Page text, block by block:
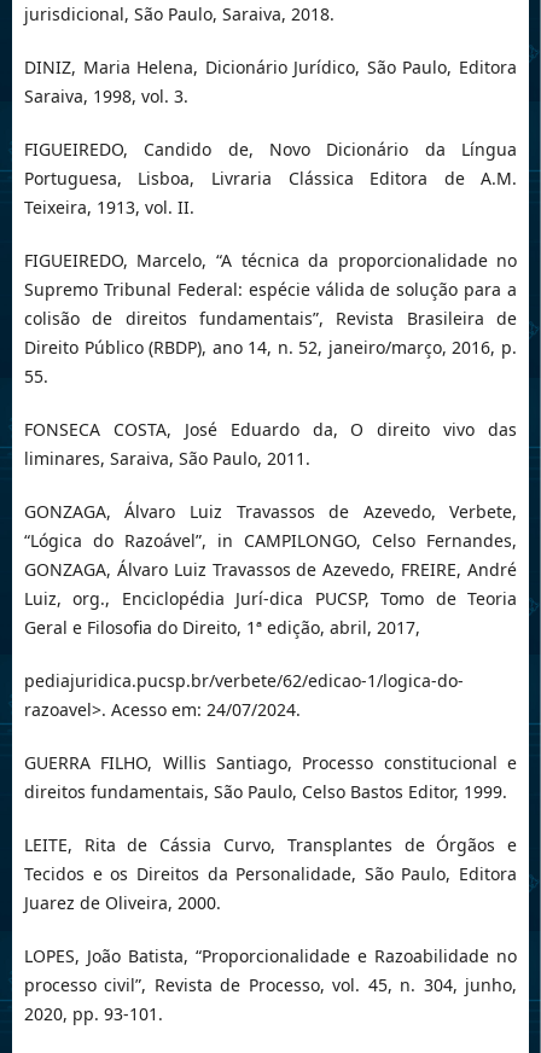
jurisdicional, São Paulo, Saraiva, 2018.
DINIZ, Maria Helena, Dicionário Jurídico, São Paulo, Editora
Saraiva, 1998, vol. 3.
FIGUEIREDO, Candido de, Novo Dicionário da Língua
Portuguesa, Lisboa, Livraria Clássica Editora de A.M.
Teixeira, 1913, vol. II.
FIGUEIREDO, Marcelo, “A técnica da proporcionalidade no
Supremo Tribunal Federal: espécie válida de solução para a
colisão de direitos fundamentais”, Revista Brasileira de
Direito Público (RBDP), ano 14, n. 52, janeiro/março, 2016, p.
55.
FONSECA COSTA, José Eduardo da, O direito vivo das
liminares, Saraiva, São Paulo, 2011.
GONZAGA, Álvaro Luiz Travassos de Azevedo, Verbete,
“Lógica do Razoável”, in CAMPILONGO, Celso Fernandes,
GONZAGA, Álvaro Luiz Travassos de Azevedo, FREIRE, André
Luiz, org., Enciclopédia Jurí-dica PUCSP, Tomo de Teoria
Geral e Filosofia do Direito, 1ª edição, abril, 2017,
pediajuridica.pucsp.br/verbete/62/edicao-1/logica-do-
razoavel>. Acesso em: 24/07/2024.
GUERRA FILHO, Willis Santiago, Processo constitucional e
direitos fundamentais, São Paulo, Celso Bastos Editor, 1999.
LEITE, Rita de Cássia Curvo, Transplantes de Órgãos e
Tecidos e os Direitos da Personalidade, São Paulo, Editora
Juarez de Oliveira, 2000.
LOPES, João Batista, “Proporcionalidade e Razoabilidade no
processo civil”, Revista de Processo, vol. 45, n. 304, junho,
2020, pp. 93-101.